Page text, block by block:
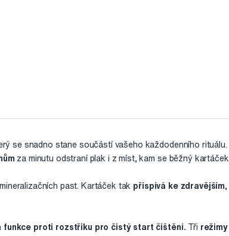
se snadno stane součástí vašeho každodenního rituálu.
za minutu odstraní plak i z míst, kam se běžný kartáček
past. Kartáček tak přispívá ke zdravějším,
funkce proti rozstřiku pro čistý start čištění. Tři režimy